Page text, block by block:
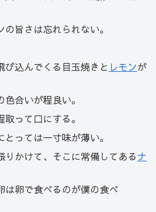
旨さは忘れられない。
び込んでくる目玉焼きと レモンが
合いが程良い。
って口にする。
っては一寸味が薄い。
りかけて、そこに常備してあるナ
は卵で食べるのが僕の食べ